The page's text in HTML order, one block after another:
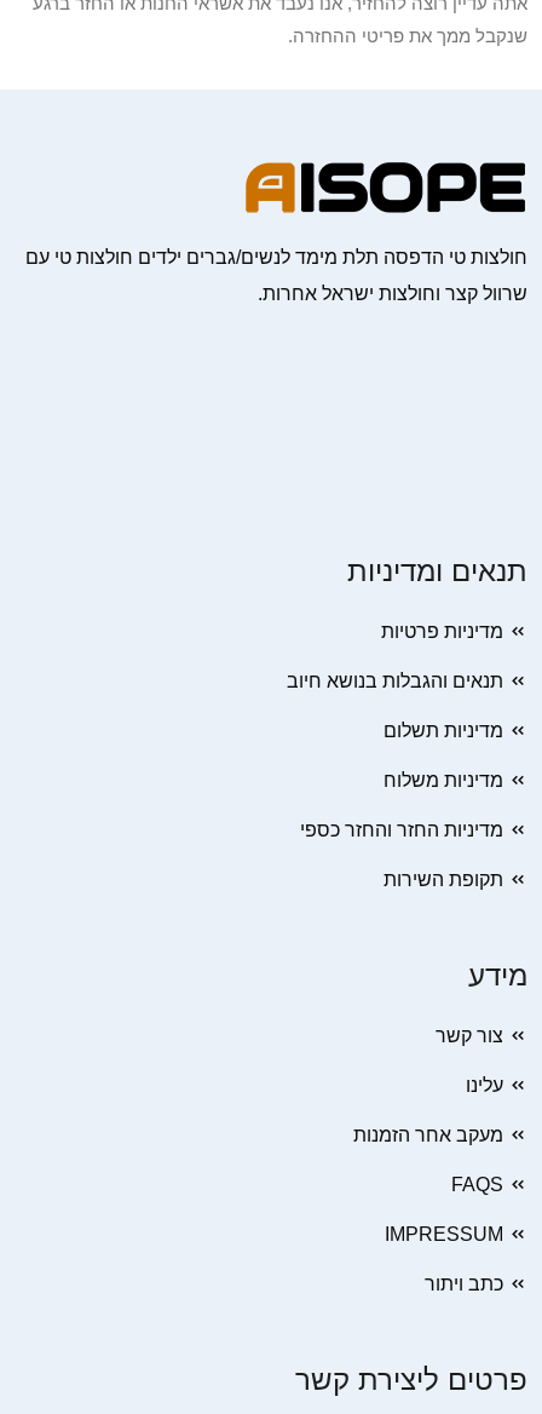
שנקבל ממך את פריטי ההחזרה.
חולצות טי הדפסה תלת מימד לנשים/גברים ילדים חולצות טי עם
שרוול קצר וחולצות ישראל אחרות.
תנאים ומדיניות
מדיניות פרטיות
תנאים והגבלות בנושא חיוב
מדיניות תשלום
מדיניות משלוח
מדיניות החזר והחזר כספי
תקופת השירות
מידע
צור קשר
עלינו
מעקב אחר הזמנות
FAQS
IMPRESSUM
כתב ויתור
פרטים ליצירת קשר